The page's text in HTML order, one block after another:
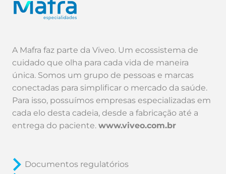
A Mafra faz parte da Viveo. Um ecossistema de
cuidado que olha para cada vida de maneira
única. Somos um grupo de pessoas e marcas
conectadas para simplificar o mercado da saúde.
Para isso, possuímos empresas especializadas em
cada elo desta cadeia, desde a fabricação até a
entrega do paciente.www.viveo.com.br
Documentos regulatórios